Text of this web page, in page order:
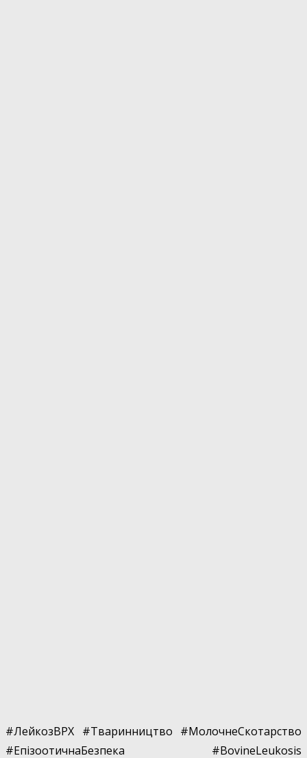
#ЛейкозВРХ #Тваринництво #МолочнеСкотарство
#ЕпізоотичнаБезпека #BovineLeukosis